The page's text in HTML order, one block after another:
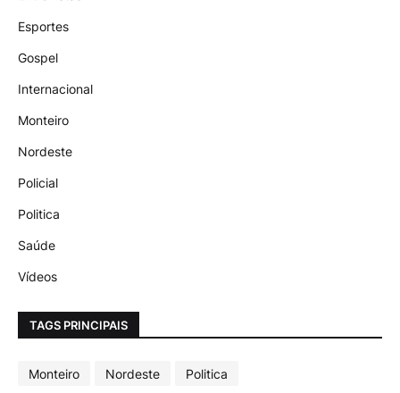
Esportes
Gospel
Internacional
Monteiro
Nordeste
Policial
Politica
Saúde
Vídeos
TAGS PRINCIPAIS
Monteiro Nordeste Politica